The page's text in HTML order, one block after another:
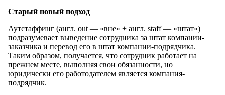
Старый новый подход
Аутстаффинг (англ. out — «вне» + англ. staff — «штат»)
подразумевает выведение сотрудника за штат компании-
заказчика и перевод его в штат компании-подрядчика.
Таким образом, получается, что сотрудник работает на
прежнем месте, выполняя свои обязанности, но
юридически его работодателем является компания-
подрядчик.